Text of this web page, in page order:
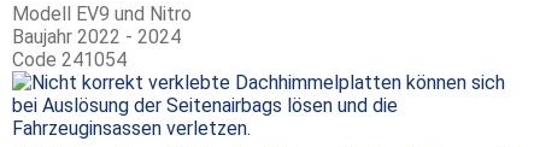
Modell EV9 und Nitro
Baujahr 2022 - 2024
Code 241054